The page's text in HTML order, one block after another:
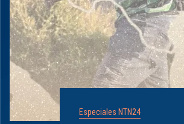
Especiales NTN24